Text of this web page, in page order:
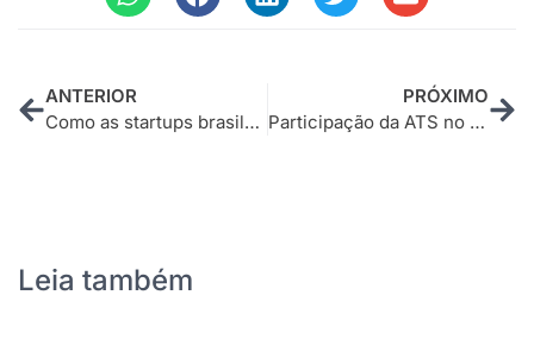
ANTERIOR
Como as startups brasileiras estão ganhando o mercado internacional
PRÓXIMO
Participação da ATS no programa StartOut
Leia também